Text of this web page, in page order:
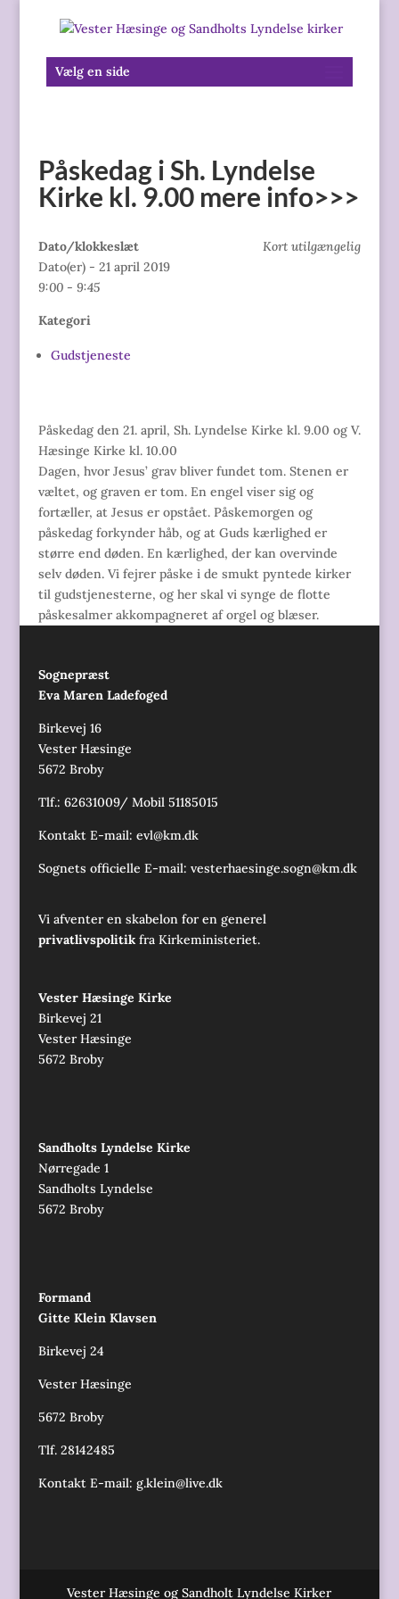
Vælg en side
Påskedag i Sh. Lyndelse
Kirke kl. 9.00 mere info>>>
Kort utilgængelig
Dato/klokkeslæt
Dato(er) - 21 april 2019
9:00 - 9:45
Kategori
Gudstjeneste
Påskedag den 21. april, Sh. Lyndelse Kirke kl. 9.00 og V.
Hæsinge Kirke kl. 10.00
Dagen, hvor Jesus’ grav bliver fundet tom. Stenen er
væltet, og graven er tom. En engel viser sig og
fortæller, at Jesus er opstået. Påskemorgen og
påskedag forkynder håb, og at Guds kærlighed er
større end døden. En kærlighed, der kan overvinde
selv døden. Vi fejrer påske i de smukt pyntede kirker
til gudstjenesterne, og her skal vi synge de flotte
påskesalmer akkompagneret af orgel og blæser.
Sognepræst
Eva Maren Ladefoged
Birkevej 16
Vester Hæsinge
5672 Broby
Tlf.: 62631009/ Mobil 51185015
Kontakt E-mail: evl@km.dk
Sognets officielle E-mail: vesterhaesinge.sogn@km.dk
Vi afventer en skabelon for en generel
privatlivspolitikfra Kirkeministeriet.
Vester Hæsinge Kirke
Birkevej 21
Vester Hæsinge
5672 Broby
Sandholts Lyndelse Kirke
Nørregade 1
Sandholts Lyndelse
5672 Broby
Formand
Gitte Klein Klavsen
Birkevej 24
Vester Hæsinge
5672 Broby
Tlf. 28142485
Kontakt E-mail: g.klein@live.dk
Vester Hæsinge og Sandholt Lyndelse Kirker